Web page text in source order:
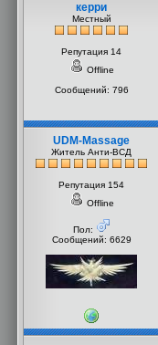
керри
Местный
Репутация 14
Offline
Сообщений: 796
UDM-Massage
Житель Анти-ВСД
Репутация 154
Offline
Пол:
Сообщений: 6629